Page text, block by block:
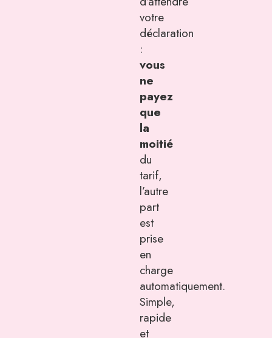
votre
déclaration
:
vous
ne
payez
que
la
moitié
du
tarif,
l’autre
part
est
prise
en
charge
automatiquement.
Simple,
rapide
et